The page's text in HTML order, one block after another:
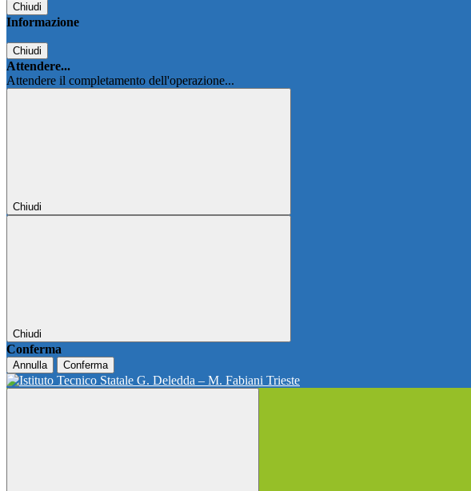
Chiudi
Informazione
Chiudi
Attendere...
Attendere il completamento dell'operazione...
Chiudi
Chiudi
Conferma
Annulla Conferma